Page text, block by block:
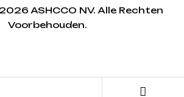
ASHCCO NV. Alle Rechten
Voorbehouden.